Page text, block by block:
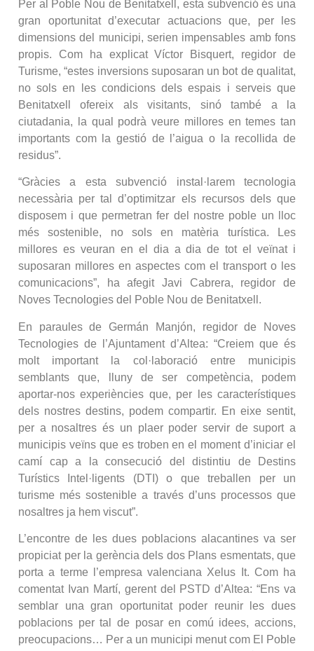
Per al Poble Nou de Benitatxell, esta subvenció és una
gran oportunitat d’executar actuacions que, per les
dimensions del municipi, serien impensables amb fons
propis. Com ha explicat Víctor Bisquert, regidor de
Turisme, “estes inversions suposaran un bot de qualitat,
no sols en les condicions dels espais i serveis que
Benitatxell ofereix als visitants, sinó també a la
ciutadania, la qual podrà veure millores en temes tan
importants com la gestió de l’aigua o la recollida de
residus”.
“Gràcies a esta subvenció instal·larem tecnologia
necessària per tal d’optimitzar els recursos dels que
disposem i que permetran fer del nostre poble un lloc
més sostenible, no sols en matèria turística. Les
millores es veuran en el dia a dia de tot el veïnat i
suposaran millores en aspectes com el transport o les
comunicacions”, ha afegit Javi Cabrera, regidor de
Noves Tecnologies del Poble Nou de Benitatxell.
En paraules de Germán Manjón, regidor de Noves
Tecnologies de l’Ajuntament d’Altea: “Creiem que és
molt important la col·laboració entre municipis
semblants que, lluny de ser competència, podem
aportar-nos experiències que, per les característiques
dels nostres destins, podem compartir. En eixe sentit,
per a nosaltres és un plaer poder servir de suport a
municipis veïns que es troben en el moment d’iniciar el
camí cap a la consecució del distintiu de Destins
Turístics Intel·ligents (DTI) o que treballen per un
turisme més sostenible a través d’uns processos que
nosaltres ja hem viscut”.
L’encontre de les dues poblacions alacantines va ser
propiciat per la gerència dels dos Plans esmentats, que
porta a terme l’empresa valenciana Xelus It. Com ha
comentat Ivan Martí, gerent del PSTD d’Altea: “Ens va
semblar una gran oportunitat poder reunir les dues
poblacions per tal de posar en comú idees, accions,
preocupacions… Per a un municipi menut com El Poble